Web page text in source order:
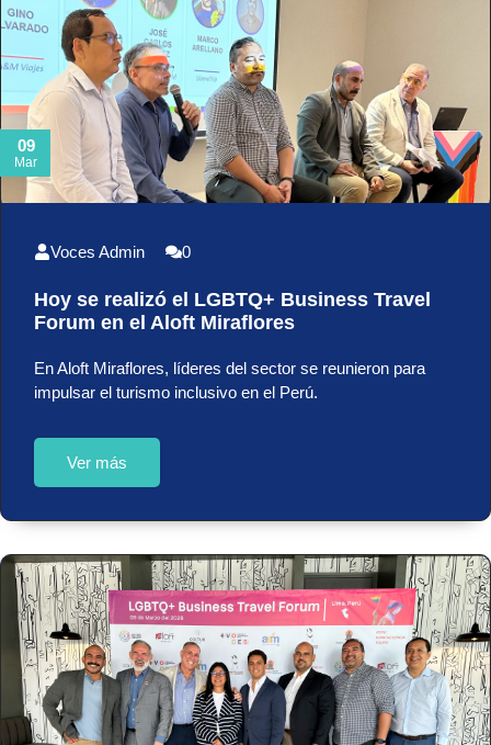
09
Mar
Voces Admin 0
Hoy se realizó el LGBTQ+ Business Travel
Forum en el Aloft Miraflores
En Aloft Miraflores, líderes del sector se reunieron para
impulsar el turismo inclusivo en el Perú.
Ver más